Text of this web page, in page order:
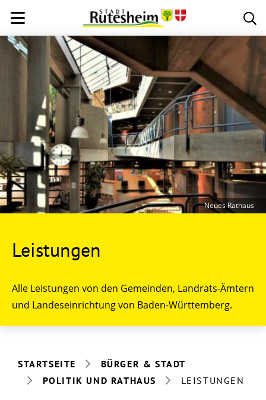
Leistungen
Alle Leistungen von den Gemeinden, Landrats-Ämtern
und Landeseinrichtung von Baden-Württemberg.
Neues Rathaus
STARTSEITE
BÜRGER & STADT
POLITIK UND RATHAUS
LEISTUNGEN